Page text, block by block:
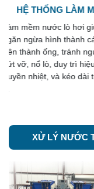
LỌC NƯỚC GIẾNG
Nước giếng khoan
nguồn nước tối ưu
dụng cho các hoạt
hoạt thường ngày, sản
công nghiệp. Vì sao
XỬ LÝ NƯỚC